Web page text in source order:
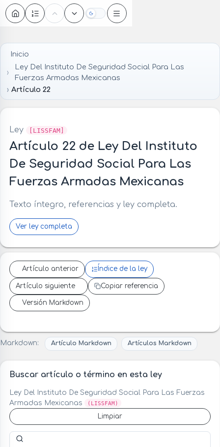
Oscuro
Inicio
Ley Del Instituto De Seguridad Social Para Las
Fuerzas Armadas Mexicanas
Artículo 22
Ley [LISSFAM]
Artículo 22 de Ley Del Instituto
De Seguridad Social Para Las
Fuerzas Armadas Mexicanas
Texto íntegro, referencias y ley completa.
Ver ley completa
Artículo anterior Índice de la ley
Artículo siguiente Copiar referencia
Versión Markdown
Markdown: Artículo Markdown Artículos Markdown
Buscar artículo o término en esta ley
Ley Del Instituto De Seguridad Social Para Las Fuerzas
Armadas Mexicanas
(LISSFAM)
Limpiar
Buscar artículo o término en esta ley